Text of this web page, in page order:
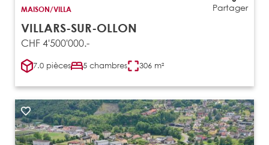
Partager
MAISON/VILLA
VILLARS-SUR-OLLON
CHF 4'500'000.-
7.0 pièces 5 chambres 306 m²